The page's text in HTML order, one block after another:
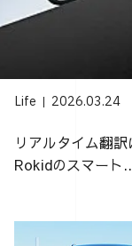
Life 2026.03.24
リアルタイム翻
Rokidのスマート